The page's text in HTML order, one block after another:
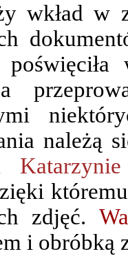
wkład w
należą
zdjęć.
i obróbką